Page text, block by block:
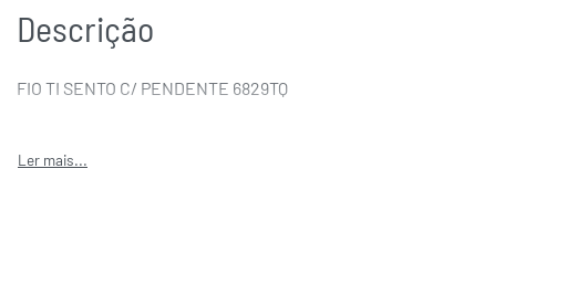
Descrição
FIO TI SENTO C/ PENDENTE 6829TQ